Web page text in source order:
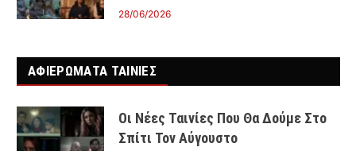
28/06/2026
ΑΦΙΕΡΩΜΑΤΑ ΤΑΙΝΊΕΣ
Οι Νέες Ταινίες Που Θα Δούμε Στο
Σπίτι Τον Αύγουστο